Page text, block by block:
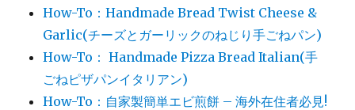
How-To：Handmade Bread Twist Cheese &
Garlic(チーズとガーリックのねじり手ごねパン)
How-To： Handmade Pizza Bread Italian(手
ごねピザパンイタリアン)
How-To：自家製簡単エビ煎餅 – 海外在住者必見!